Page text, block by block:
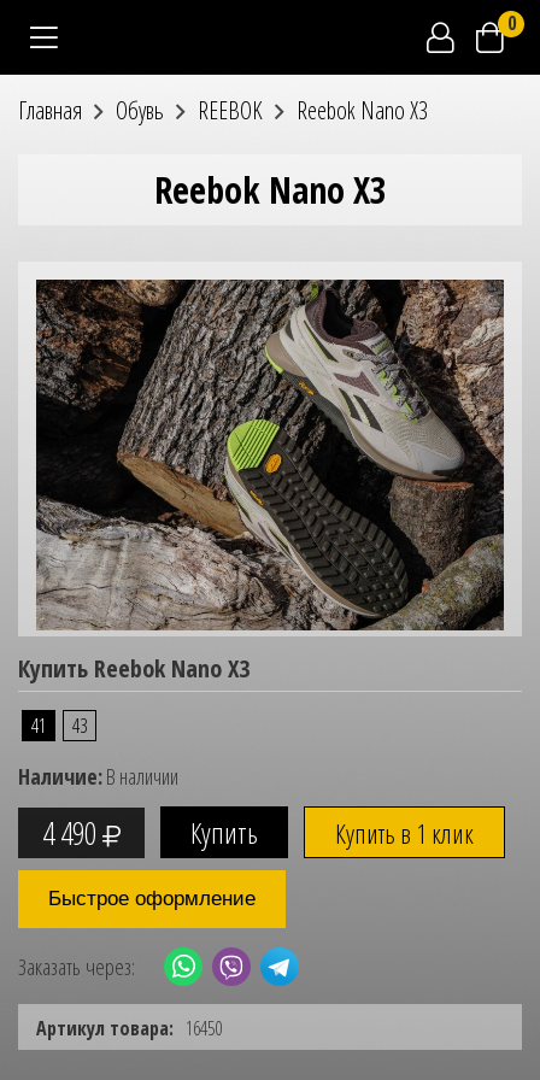
0
Главная Обувь REEBOK Reebok Nano X3
Reebok Nano X3
Купить Reebok Nano X3
41 43
Наличие:В наличии
4 490 Купить в 1 клик
Быстрое оформление
Заказать через:
Артикул товара: 16450